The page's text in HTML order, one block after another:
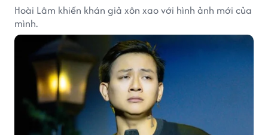
Hoài Lâm khiến khán giả xôn xao với hình ảnh mới của
mình.